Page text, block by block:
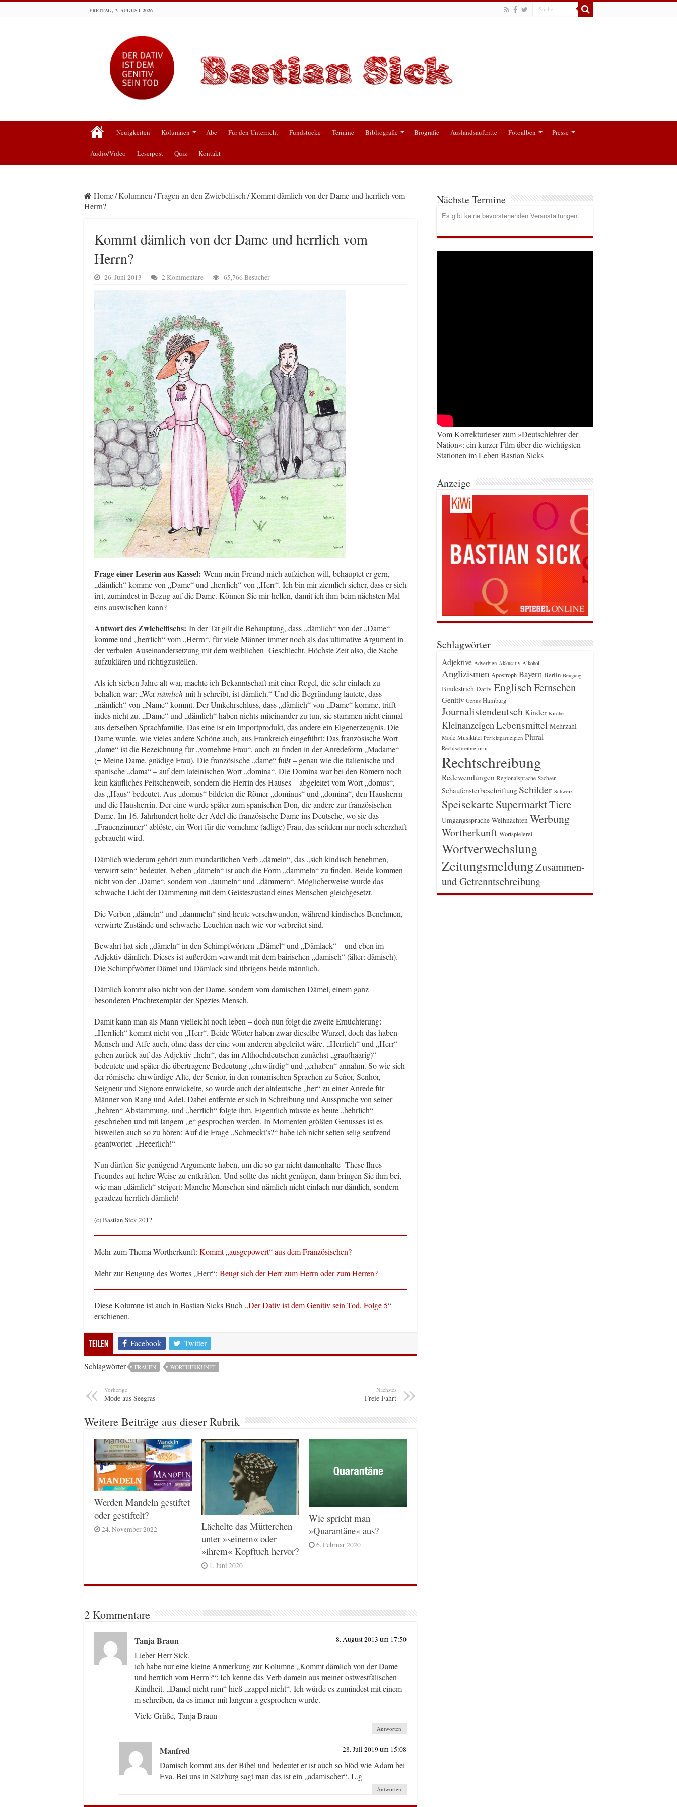
FREITAG, 7. AUGUST 2026
Neuigkeiten Kolumnen Abc Für den Unterricht Fundstücke Termine Bibliografie Biografie Auslandsauftritte Fotoalben Presse
Audio/Video Leserpost Quiz Kontakt
Home/Kolumnen/Fragen an den Zwiebelfisch/Kommt dämlich von der Dame und herrlich vom
Herrn?
Kommt dämlich von der Dame und herrlich vom
Herrn?
26. Juni 2013 2 Kommentare 65,766 Besucher
Frage einer Leserin aus Kassel: Wenn mein Freund mich aufziehen will, behauptet er gern,
„dämlich“ komme von „Dame“ und „herrlich“ von „Herr“. Ich bin mir ziemlich sicher, dass er sich
irrt, zumindest in Bezug auf die Dame. Können Sie mir helfen, damit ich ihm beim nächsten Mal
eins auswischen kann?
Antwort des Zwiebelfischs: In der Tat gilt die Behauptung, dass „dämlich“ von der „Dame“
komme und „herrlich“ vom „Herrn“, für viele Männer immer noch als das ultimative Argument in
der verbalen Auseinandersetzung mit dem weiblichen Geschlecht. Höchste Zeit also, die Sache
aufzuklären und richtigzustellen.
Als ich sieben Jahre alt war, machte ich Bekanntschaft mit einer Regel, die sehr einfach zu
behalten war: „Wernämlich mit h schreibt, ist dämlich.“ Und die Begründung lautete, dass
„nämlich“ von „Name“ kommt. Der Umkehrschluss, dass „dämlich“ von „Dame“ komme, trifft
indes nicht zu. „Dame“ und „dämlich“ haben nichts miteinander zu tun, sie stammen nicht einmal
aus derselben Sprachfamilie. Das eine ist ein Importprodukt, das andere ein Eigenerzeugnis. Die
Dame wurde, wie vieles andere Schöne auch, aus Frankreich eingeführt: Das französische Wort
„dame“ ist die Bezeichnung für „vornehme Frau“, auch zu finden in der Anredeform „Madame“
(= Meine Dame, gnädige Frau). Die französische „dame“ fußt – genau wie die italienische und
spanische „dama“ – auf dem lateinischen Wort „domina“. Die Domina war bei den Römern noch
kein käufliches Peitschenweib, sondern die Herrin des Hauses – abgeleitet vom Wort „domus“,
das „Haus“ bedeutet. Aus „domus“ bildeten die Römer „dominus“ und „domina“, den Hausherrn
und die Hausherrin. Der eine wurde später zum spanischen Don, die andere zur französischen
Dame. Im 16. Jahrhundert holte der Adel die französische Dame ins Deutsche, wo sie das
„Frauenzimmer“ ablöste, ein Wort für die vornehme (adlige) Frau, das seitdem nur noch scherzhaft
gebraucht wird.
Dämlich wiederum gehört zum mundartlichen Verb „dämeln“, das „sich kindisch benehmen,
verwirrt sein“ bedeutet. Neben „dämeln“ ist auch die Form „dammeln“ zu finden. Beide kommen
nicht von der „Dame“, sondern von „taumeln“ und „dämmern“. Möglicherweise wurde das
schwache Licht der Dämmerung mit dem Geisteszustand eines Menschen gleichgesetzt.
Die Verben „dämeln“ und „dammeln“ sind heute verschwunden, während kindisches Benehmen,
verwirrte Zustände und schwache Leuchten nach wie vor verbreitet sind.
Bewahrt hat sich „dämeln“ in den Schimpfwörtern „Dämel“ und „Dämlack“ – und eben im
Adjektiv dämlich. Dieses ist außerdem verwandt mit dem bairischen „damisch“ (älter: dämisch).
Die Schimpfwörter Dämel und Dämlack sind übrigens beide männlich.
Dämlich kommt also nicht von der Dame, sondern vom damischen Dämel, einem ganz
besonderen Prachtexemplar der Spezies Mensch.
Damit kann man als Mann vielleicht noch leben – doch nun folgt die zweite Ernüchterung:
„Herrlich“ kommt nicht von „Herr“. Beide Wörter haben zwar dieselbe Wurzel, doch das haben
Mensch und Affe auch, ohne dass der eine vom anderen abgeleitet wäre. „Herrlich“ und „Herr“
gehen zurück auf das Adjektiv „hehr“, das im Althochdeutschen zunächst „grau(haarig)“
bedeutete und später die übertragene Bedeutung „ehrwürdig“ und „erhaben“ annahm. So wie sich
der römische ehrwürdige Alte, der Senior, in den romanischen Sprachen zu Señor, Senhor,
Seigneur und Signore entwickelte, so wurde auch der altdeutsche „hēr“ zu einer Anrede für
Männer von Rang und Adel. Dabei entfernte er sich in Schreibung und Aussprache von seiner
„hehren“ Abstammung, und „herrlich“ folgte ihm. Eigentlich müsste es heute „hehrlich“
geschrieben und mit langem „e“ gesprochen werden. In Momenten größten Genusses ist es
bisweilen auch so zu hören: Auf die Frage „Schmeckt’s?“ habe ich nicht selten selig seufzend
geantwortet: „Heeerlich!“
Nun dürften Sie genügend Argumente haben, um die so gar nicht damenhafte These Ihres
Freundes auf hehre Weise zu entkräften. Und sollte das nicht genügen, dann bringen Sie ihm bei,
wie man „dämlich“ steigert: Manche Menschen sind nämlich nicht einfach nur dämlich, sondern
geradezu herrlich dämlich!
(c) Bastian Sick 2012
Mehr zum Thema Wortherkunft: Kommt „ausgepowert“ aus dem Französischen?
Mehr zur Beugung des Wortes „Herr“: Beugt sich der Herr zum Herrn oder zum Herren?
Diese Kolumne ist auch in Bastian Sicks Buch „Der Dativ ist dem Genitiv sein Tod, Folge 5“
erschienen.
Teilen Facebook Twitter
Schlagwörter FRAUEN WORTHERKUNFT
Vorherige
Mode aus Seegras
Nächstes
Freie Fahrt
Weitere Beiträge aus dieser Rubrik
Werden Mandeln gestiftet
oder gestiftelt?
24. November 2022
Lächelte das Mütterchen
unter »seinem« oder
»ihrem« Kopftuch hervor?
1. Juni 2020
Wie spricht man
»Quarantäne« aus?
6. Februar 2020
2 Kommentare
Tanja Braun 8. August 2013 um 17:50
Lieber Herr Sick,
ich habe nur eine kleine Anmerkung zur Kolumne „Kommt dämlich von der Dame
und herrlich vom Herrn?“: Ich kenne das Verb dameln aus meiner ostwestfälischen
Kindheit. „Damel nicht rum“ hieß „zappel nicht“. Ich würde es zumindest mit einem
m schreiben, da es immer mit langem a gesprochen wurde.
Viele Grüße, Tanja Braun
Antworten
Manfred 28. Juli 2019 um 15:08
Damisch kommt aus der Bibel und bedeutet er ist auch so blöd wie Adam bei
Eva. Bei uns in Salzburg sagt man das ist ein „adamischer“. L.g
Antworten
Nächste Termine
Es gibt keine bevorstehenden Veranstaltungen.
Vom Korrekturleser zum »Deutschlehrer der
Nation«: ein kurzer Film über die wichtigsten
Stationen im Leben Bastian Sicks
Anzeige
Schlagwörter
Adjektive Adverbien Akkusativ Alkohol
Anglizismen Apostroph Bayern Berlin Beugung
Bindestrich Dativ EnglischFernsehen
Genitiv Genus Hamburg
Journalistendeutsch Kinder Kirche
Kleinanzeigen Lebensmittel Mehrzahl
Mode Musiktitel Perfektpartizipien Plural
Rechtschreibreform
Rechtschreibung
Redewendungen Regionalsprache Sachsen
Schaufensterbeschriftung Schilder Schweiz
Speisekarte SupermarktTiere
Umgangssprache Weihnachten Werbung
Wortherkunft Wortspielerei
Wortverwechslung
ZeitungsmeldungZusammen-
und Getrenntschreibung